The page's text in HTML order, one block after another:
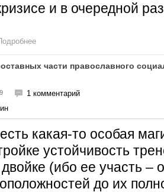
и в очередной
части православного
1 комментарий
какая-то особая
устойчивость
(ибо ее участь –
до их